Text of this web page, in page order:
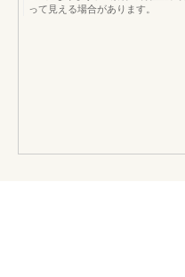
って見える場合があります。